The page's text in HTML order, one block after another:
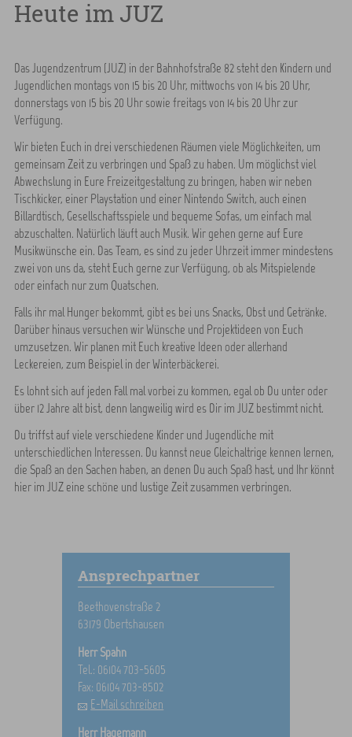
Heute im JUZ
Das Jugendzentrum (JUZ) in der Bahnhofstraße 82 steht den Kindern und
Jugendlichen montags von 15 bis 20 Uhr, mittwochs von 14 bis 20 Uhr,
donnerstags von 15 bis 20 Uhr sowie freitags von 14 bis 20 Uhr zur
Verfügung.
Wir bieten Euch in drei verschiedenen Räumen viele Möglichkeiten, um
gemeinsam Zeit zu verbringen und Spaß zu haben. Um möglichst viel
Abwechslung in Eure Freizeitgestaltung zu bringen, haben wir neben
Tischkicker, einer Playstation und einer Nintendo Switch, auch einen
Billardtisch, Gesellschaftsspiele und bequeme Sofas, um einfach mal
abzuschalten. Natürlich läuft auch Musik. Wir gehen gerne auf Eure
Musikwünsche ein. Das Team, es sind zu jeder Uhrzeit immer mindestens
zwei von uns da, steht Euch gerne zur Verfügung, ob als Mitspielende
oder einfach nur zum Quatschen.
Falls ihr mal Hunger bekommt, gibt es bei uns Snacks, Obst und Getränke.
Darüber hinaus versuchen wir Wünsche und Projektideen von Euch
umzusetzen. Wir planen mit Euch kreative Ideen oder allerhand
Leckereien, zum Beispiel in der Winterbäckerei.
Es lohnt sich auf jeden Fall mal vorbei zu kommen, egal ob Du unter oder
über 12 Jahre alt bist, denn langweilig wird es Dir im JUZ bestimmt nicht.
Du triffst auf viele verschiedene Kinder und Jugendliche mit
unterschiedlichen Interessen. Du kannst neue Gleichaltrige kennen lernen,
die Spaß an den Sachen haben, an denen Du auch Spaß hast, und Ihr könnt
hier im JUZ eine schöne und lustige Zeit zusammen verbringen.
Ansprechpartner
Beethovenstraße 2
63179 Obertshausen
Herr Spahn
Tel.: 06104 703-5605
Fax: 06104 703-8502
E-Mail schreiben
Herr Hagemann